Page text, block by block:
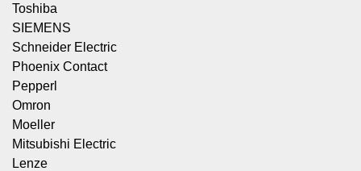
Toshiba
SIEMENS
Schneider Electric
Phoenix Contact
Pepperl
Omron
Moeller
Mitsubishi Electric
Lenze